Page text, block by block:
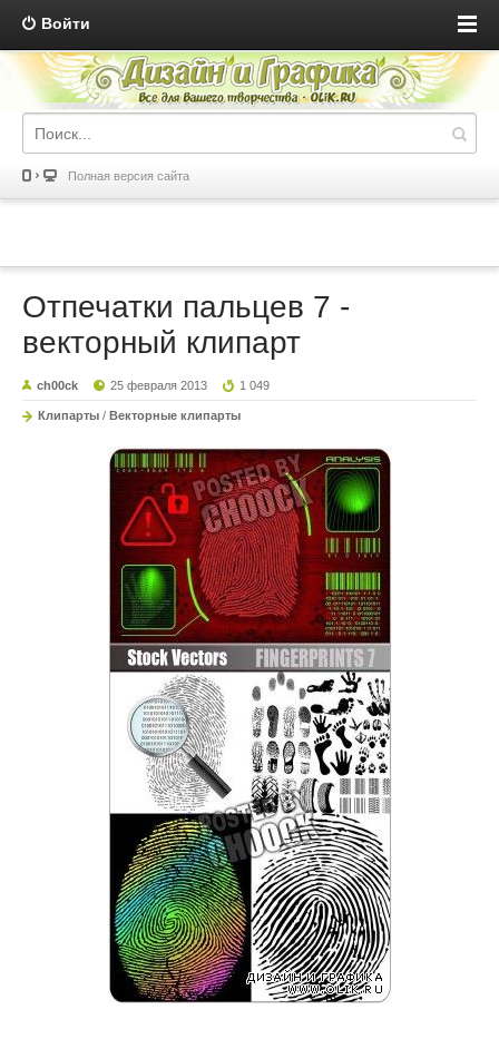
Войти
Полная версия сайта
Отпечатки пальцев 7 -
векторный клипарт
ch00ck 25 февраля 2013 1 049
Клипарты / Векторные клипарты